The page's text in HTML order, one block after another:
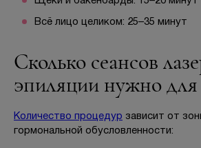
Всё лицо целиком: 25–35 минут
Сколько сеансов
эпиляции нужно для
Количество процедур зависит от
гормональной обусловленности: